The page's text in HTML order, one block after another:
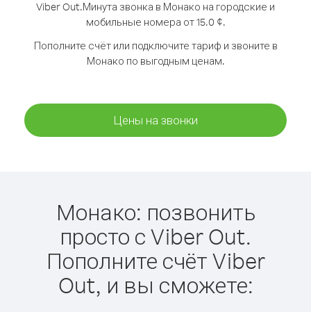
Viber Out.Минута звонка в Монако на городские и
мобильные номера от 15.0 ¢.
Пополните счёт или подключите тариф и звоните в
Монако по выгодным ценам.
Цены на звонки
Монако: позвонить
просто с Viber Out.
Пополните счёт Viber
Out, и вы сможете: